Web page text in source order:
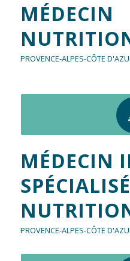
MÉDECIN
PROVENCE-ALPES-CÔTE
MÉDECIN
PROVENCE-ALPES-CÔTE